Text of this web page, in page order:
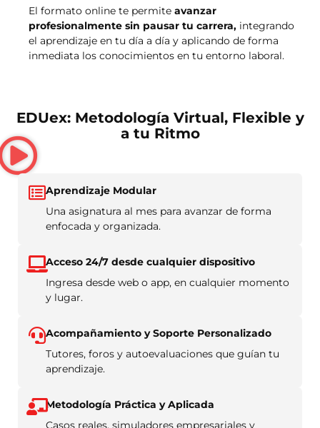
El formato online te permite avanzar
profesionalmente sin pausar tu carrera, integrando
el aprendizaje en tu día a día y aplicando de forma
inmediata los conocimientos en tu entorno laboral.
EDUex: Metodología Virtual, Flexible y
a tu Ritmo
Aprendizaje Modular
Una asignatura al mes para avanzar de forma
enfocada y organizada.
Acceso 24/7 desde cualquier dispositivo
Ingresa desde web o app, en cualquier momento
y lugar.
Acompañamiento y Soporte Personalizado
Tutores, foros y autoevaluaciones que guían tu
aprendizaje.
Metodología Práctica y Aplicada
Casos reales, simuladores empresariales y